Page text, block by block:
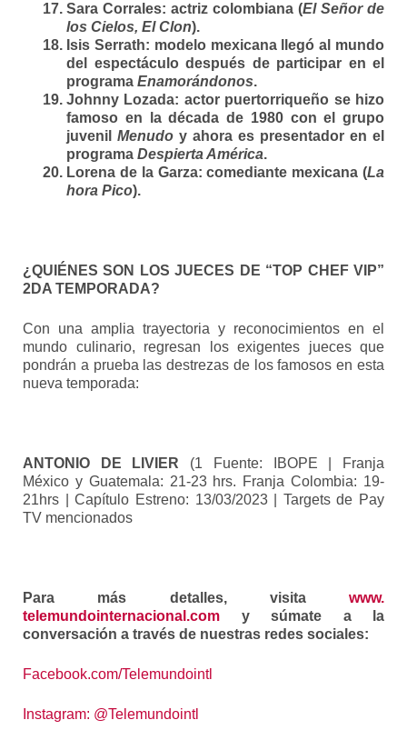
Sara Corrales: actriz colombiana (El Señor de
los Cielos, El Clon).
Isis Serrath: modelo mexicana llegó al mundo
del espectáculo después de participar en el
programa Enamorándonos.
Johnny Lozada: actor puertorriqueño se hizo
famoso en la década de 1980 con el grupo
juvenil Menudo y ahora es presentador en el
programa Despierta América.
Lorena de la Garza: comediante mexicana (La
hora Pico).
¿QUIÉNES SON LOS JUECES DE “TOP CHEF VIP”
2DA TEMPORADA?
Con una amplia trayectoria y reconocimientos en el
mundo culinario, regresan los exigentes jueces que
pondrán a prueba las destrezas de los famosos en esta
nueva temporada:
ANTONIO DE LIVIER (1 Fuente: IBOPE | Franja
México y Guatemala: 21-23 hrs. Franja Colombia: 19-
21hrs | Capítulo Estreno: 13/03/2023 | Targets de Pay
TV mencionados
Para más detalles, visita
www.
telemundointernacional.com y súmate a la
conversación a través de nuestras redes sociales:
Facebook.com/Telemundointl
Instagram: @Telemundointl